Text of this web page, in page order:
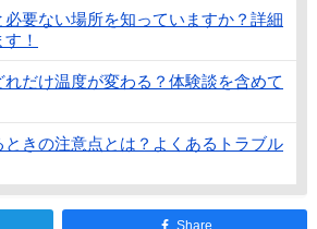
要ない場所を知っていますか？詳細
！
だけ温度が変わる？体験談を含めて
きの注意点とは？よくあるトラブル
Share